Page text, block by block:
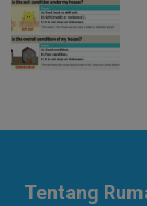
Tentang